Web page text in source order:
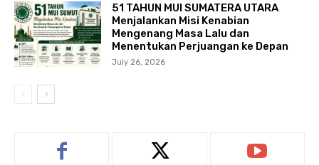
51 TAHUN MUI SUMATERA UTARA
Menjalankan Misi Kenabian
Mengenang Masa Lalu dan
Menentukan Perjuangan ke Depan
July 26, 2026